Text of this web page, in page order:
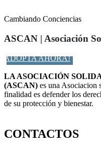
Cambiando Conciencias
ASCAN | Asociación
ADOPTA AHORA!
LA ASOCIACIÓN
(ASCAN) es una Asociacion
finalidad es defender los
de su protección y bienestar.
CONTACTOS